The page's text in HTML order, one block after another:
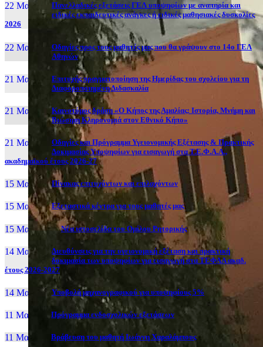
22 Μαι, 26
Πανελλαδικές εξετάσεις ΓΕΛ υποψηφίων με αναπηρία και
ειδικές εκπαιδευτικές ανάγκες ή ειδικές μαθησιακές δυσκολίες
2026
22 Μαι, 26
Οδηγίες προς τους μαθητές μας που θα γράψουν στο 14ο ΓΕΛ
Αθηνών
21 Μαι, 26
Επιτυχής πραγματοποίηση της Ημερίδας του σχολείου για τη
Διαφοροποιημένη Διδασκαλία
21 Μαι, 26
Καινοτόμος δράση «Ο Κήπος της Αμαλίας: Ιστορία, Μνήμη και
Βιώσιμη Κληρονομιά στον Εθνικό Κήπο»
21 Μαι, 26
Οδηγίες και Πρόγραμμα Υγειονομικής Εξέτασης & Πρακτικής
Δοκιμασίας Υποψηφίων για εισαγωγή στα Τ.Ε.Φ.Α.Α.,
ακαδημαϊκού έτους 2026-27
15 Μαι, 26 Πίνακας επιτυχόντων και επιλαχόντων
15 Μαι, 26 Εξεταστικά κέντρα για τους μαθητές μας
15 Μαι, 2026 Νέα ιστοσελίδα του Ομίλου Ρητορικής
14 Μαι, 26
Διευθύνσεις για την υγειονομική εξέταση και πρακτική
δοκιμασία των υποψηφίων για εισαγωγή στα ΤΕΦΑΑ ακαδ.
έτους 2026-2027
14 Μαι, 26 Yποβολή μηχανογραφικού για υποψηφίους 5%
11 Μαι, 26 Πρόγραμμα ενδοσχολικών εξετάσεων
11 Μαι, 26 Βράβευση του μαθητή Ιωάννη Χαραλάμπους